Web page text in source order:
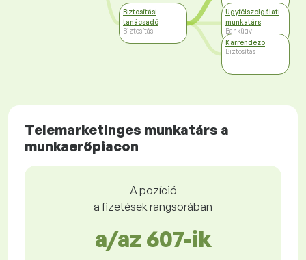
Biztosítási
tanácsadó
Biztosítás
Ügyfélszolgálati
munkatárs
Bankügy
Kárrendező
Biztosítás
Telemarketinges munkatárs a
munkaerőpiacon
A pozíció
a fizetések rangsorában
a/az 607-ik